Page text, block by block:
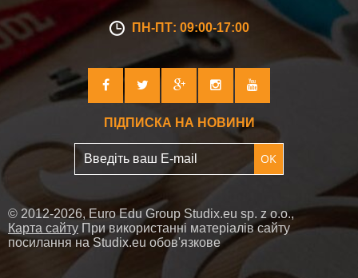
ПН-ПТ: 09:00-17:00
ПІДПИСКА НА НОВИНИ
OK
© 2012-2026, Euro Edu Group Studix.eu sp. z o.o.,
Карта сайту При використанні матеріалів сайту
посилання на Studix.eu обов'язкове